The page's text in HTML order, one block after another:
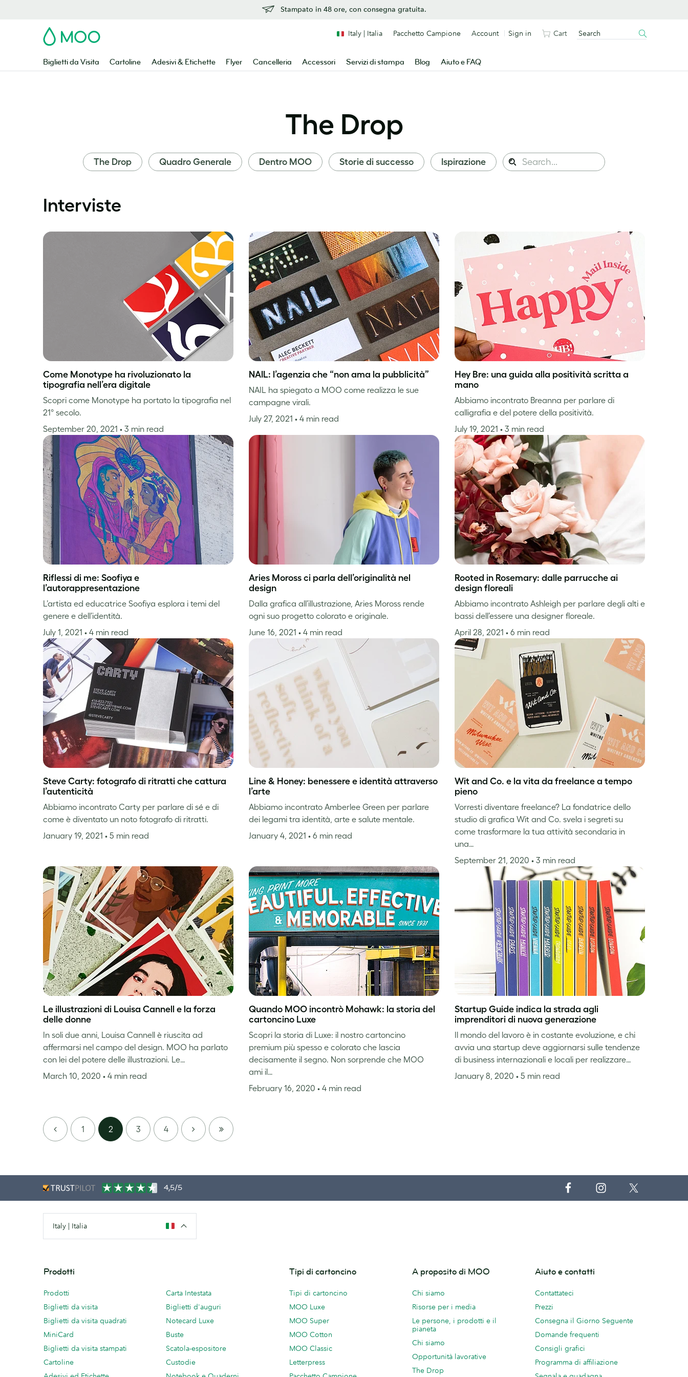
Stampato in 48 ore, con consegna gratuita.
MOO
Biglietti da Visita Cartoline Adesivi & Etichette Flyer Cancelleria Accessori Servizi di stampa Blog Aiuto e FAQ
Italy | Italia Pacchetto Campione Account Sign in Cart
The Drop
The Drop Quadro Generale Dentro MOO Storie di successo Ispirazione
Search
this
Search
Interviste
Come Monotype ha rivoluzionato la
tipografia nell’era digitale
Scopri come Monotype ha portato la tipografia nel
21° secolo.
September 20, 2021 • 3 min read
NAIL: l’agenzia che “non ama la pubblicità”
NAIL ha spiegato a MOO come realizza le sue
campagne virali.
July 27, 2021 • 4 min read
Hey Bre: una guida alla positività scritta a
mano
Abbiamo incontrato Breanna per parlare di
calligrafia e del potere della positività.
July 19, 2021 • 3 min read
Riflessi di me: Soofiya e
l’autorappresentazione
L’artista ed educatrice Soofiya esplora i temi del
genere e dell’identità.
July 1, 2021 • 4 min read
Aries Moross ci parla dell’originalità nel
design
Dalla grafica all’illustrazione, Aries Moross rende
ogni suo progetto colorato e originale.
June 16, 2021 • 4 min read
Rooted in Rosemary: dalle parrucche ai
design floreali
Abbiamo incontrato Ashleigh per parlare degli alti e
bassi dell’essere una designer floreale.
April 28, 2021 • 6 min read
Steve Carty: fotografo di ritratti che cattura
l’autenticità
Abbiamo incontrato Carty per parlare di sé e di
come è diventato un noto fotografo di ritratti.
January 19, 2021 • 5 min read
Line & Honey: benessere e identità attraverso
l’arte
Abbiamo incontrato Amberlee Green per parlare
dei legami tra identità, arte e salute mentale.
January 4, 2021 • 6 min read
Wit and Co. e la vita da freelance a tempo
pieno
Vorresti diventare freelance? La fondatrice dello
studio di grafica Wit and Co. svela i segreti su
come trasformare la tua attività secondaria in
una…
September 21, 2020 • 3 min read
Le illustrazioni di Louisa Cannell e la forza
delle donne
In soli due anni, Louisa Cannell è riuscita ad
affermarsi nel campo del design. MOO ha parlato
con lei del potere delle illustrazioni. Le…
March 10, 2020 • 4 min read
Quando MOO incontrò Mohawk: la storia del
cartoncino Luxe
Scopri la storia di Luxe: il nostro cartoncino
premium più spesso e colorato che lascia
decisamente il segno. Non sorprende che MOO
ami il…
February 16, 2020 • 4 min read
Startup Guide indica la strada agli
imprenditori di nuova generazione
Il mondo del lavoro è in costante evoluzione, e chi
avvia una startup deve aggiornarsi sulle tendenze
di business internazionali e locali per realizzare…
January 8, 2020 • 5 min read
PREVIOUS
1 2 3 4 NEXT
LAST
PAGE
4,5/5
Italy | Italia
Prodotti
Prodotti
Biglietti da visita
Biglietti da visita quadrati
MiniCard
Biglietti da visita stampati
Cartoline
Carta Intestata
Biglietti d'auguri
Notecard Luxe
Buste
Scatola-espositore
Custodie
Tipi di cartoncino
Tipi di cartoncino
MOO Luxe
MOO Super
MOO Cotton
MOO Classic
Letterpress
A proposito di MOO
Chi siamo
Risorse per i media
Le persone, i prodotti e il
pianeta
Chi siamo
Opportunità lavorative
The Drop
Aiuto e contatti
Contattateci
Prezzi
Consegna il Giorno Seguente
Domande frequenti
Consigli grafici
Programma di affiliazione